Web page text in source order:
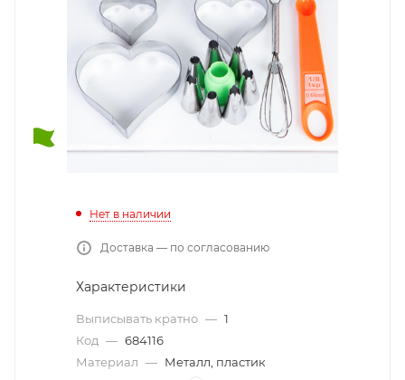
Нет в наличии
Доставка — по согласованию
Характеристики
Выписывать кратно — 1
Код — 684116
Материал — Металл, пластик